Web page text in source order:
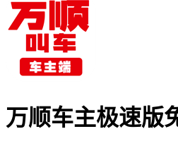
万顺车主极速版